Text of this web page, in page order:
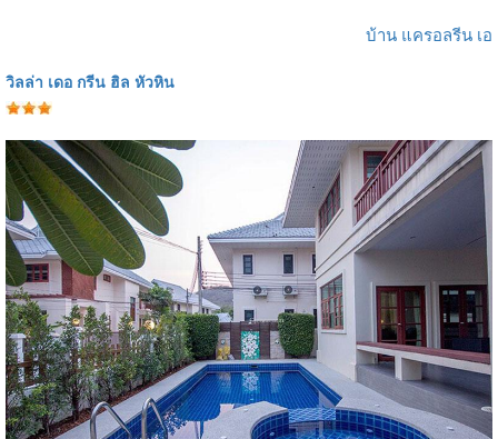
บ้าน แครอลรีน เอ
วิลล่า เดอ กรีน ฮิล หัวหิน